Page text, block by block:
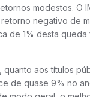
modestos. O
negativo de
de 1% desta
aos títulos
de quase 9% no